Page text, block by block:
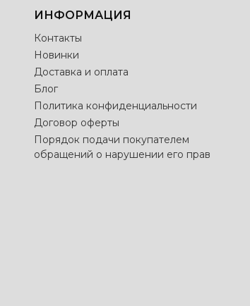
ИНФОРМАЦИЯ
Контакты
Новинки
Доставка и оплата
Блог
Политика конфиденциальности
Договор оферты
Порядок подачи покупателем
обращений о нарушении его прав